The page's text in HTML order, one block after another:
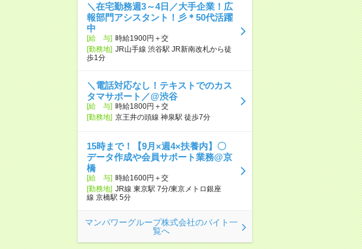
＼在宅勤務週3～4日／大手企業！広
報部門アシスタント！彡＊50代活躍
中
[給 与] 時給1900円＋交
[勤務地] JR山手線 渋谷駅 JR新南改札から徒
歩1分
＼電話対応なし！テキストでのカス
タマサポート／@渋谷
[給 与] 時給1800円＋交
[勤務地] 京王井の頭線 神泉駅 徒歩7分
15時まで！【9月×週4×扶養内】〇
データ作成や会員サポート業務@京
橋
[給 与] 時給1600円＋交
[勤務地] JR線 東京駅 7分/東京メトロ銀座
線 京橋駅 5分
マンパワーグループ株式会社のバイト一
覧へ